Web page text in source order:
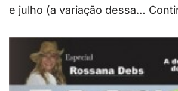
e julho (a variação dessa…